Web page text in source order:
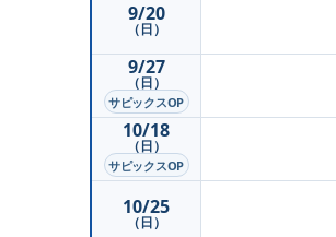
9/20
（日）
9/27
（日）
サピックスOP
10/18
（日）
サピックスOP
10/25
（日）